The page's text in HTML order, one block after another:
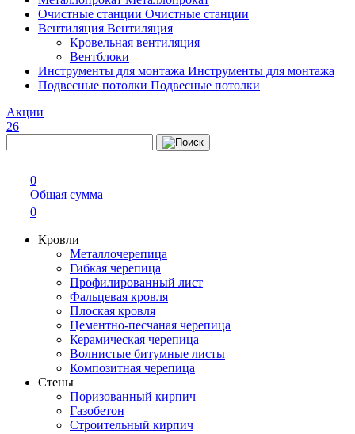
Очистные станции Очистные станции
Вентиляция Вентиляция
Кровельная вентиляция
Вентблоки
Инструменты для монтажа Инструменты для монтажа
Подвесные потолки Подвесные потолки
Акции
26
0
Общая сумма
0
Кровли
Металлочерепица
Гибкая черепица
Профилированный лист
Фальцевая кровля
Плоская кровля
Цементно-песчаная черепица
Керамическая черепица
Волнистые битумные листы
Композитная черепица
Стены
Поризованный кирпич
Газобетон
Строительный кирпич